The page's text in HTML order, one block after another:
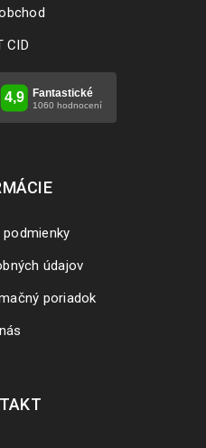
CID
podmienky
údajov
poriadok